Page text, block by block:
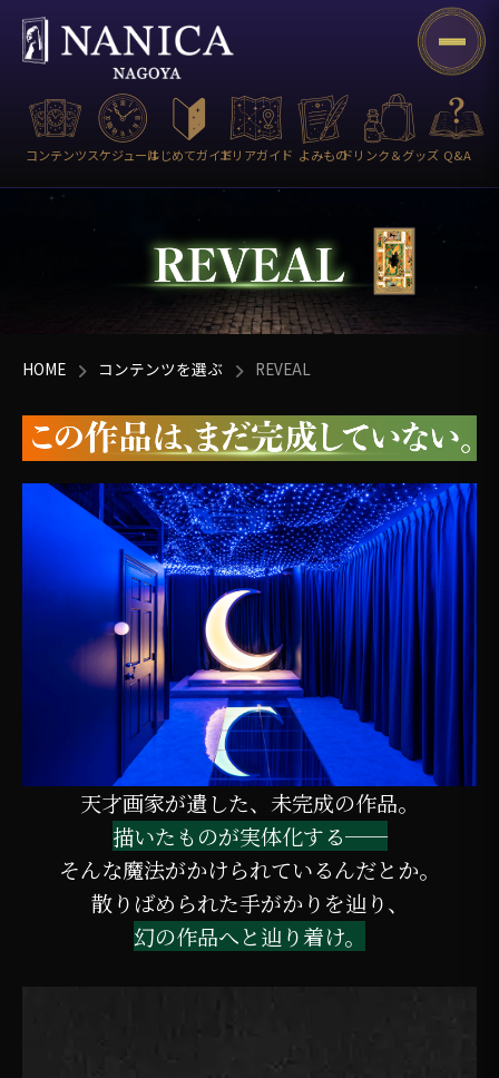
コンテンツスケジュールはじめてガイドエリアガイド よみものドリンク＆グッズ Q&A
HOME コンテンツを選ぶ REVEAL
天才画家が遺した、未完成の作品。
描いたものが実体化する──
そんな魔法がかけられているんだとか。
散りばめられた手がかりを辿り、
幻の作品へと辿り着け。